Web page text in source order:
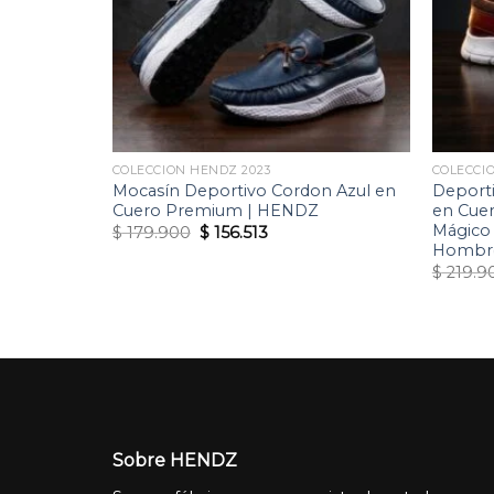
COLECCION HENDZ 2023
Mocasín Deportivo Cordon Azul en
Cuero Premium | HENDZ
$179.900 Original
price
$ 156.513Current
en
$
Sobre HENDZ